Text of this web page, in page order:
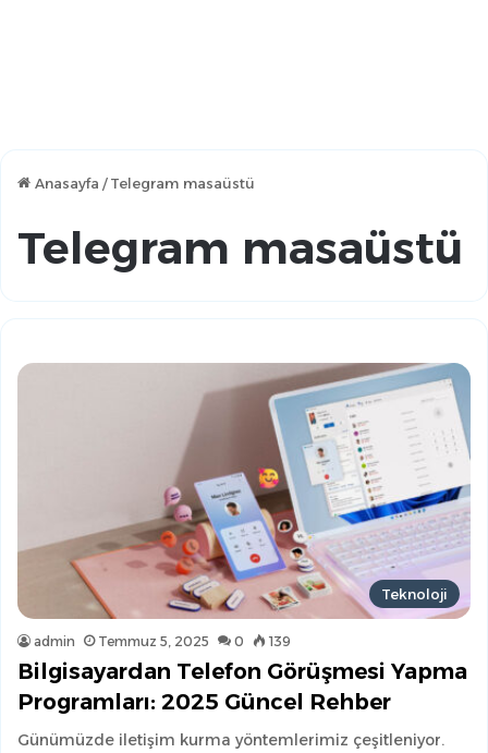
Anasayfa / Telegram masaüstü
Telegram masaüstü
Teknoloji
admin Temmuz 5, 2025 0 139
Bilgisayardan Telefon Görüşmesi Yapma
Programları: 2025 Güncel Rehber
Günümüzde iletişim kurma yöntemlerimiz çeşitleniyor.